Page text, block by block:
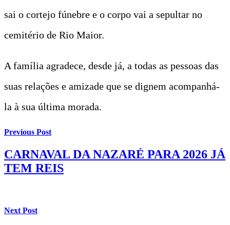
sai o cortejo fúnebre e o corpo vai a sepultar no
cemitério de Rio Maior.
A família agradece, desde já, a todas as pessoas das
suas relações e amizade que se dignem acompanhá-
la à sua última morada.
Previous Post
CARNAVAL DA NAZARÉ PARA 2026 JÁ
TEM REIS
Next Post